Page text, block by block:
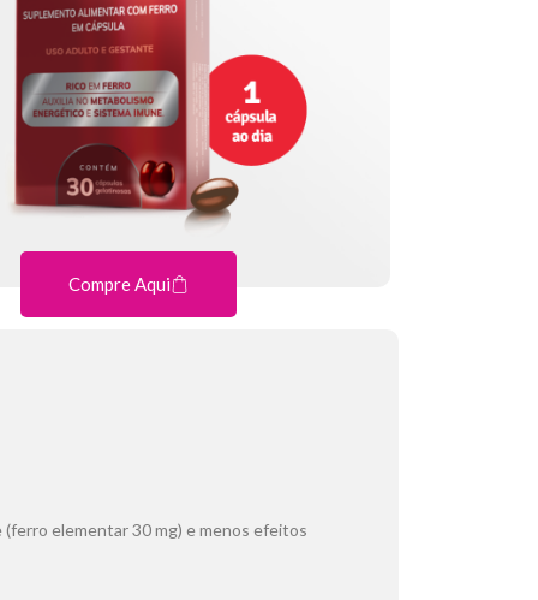
Compre Aqui
elementar 30 mg) e menos efeitos